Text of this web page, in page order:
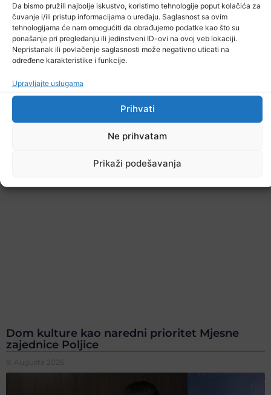
Da bismo pružili najbolje iskustvo, koristimo tehnologije poput kolačića za
čuvanje i/ili pristup informacijama o uređaju. Saglasnost sa ovim
tehnologijama će nam omogućiti da obrađujemo podatke kao što su
ponašanje pri pregledanju ili jedinstveni ID-ovi na ovoj veb lokaciji.
Nepristanak ili povlačenje saglasnosti može negativno uticati na
određene karakteristike i funkcije.
Upravljajte uslugama
Prihvati
Ne prihvatam
Prikaži podešavanja
Šta jesti i piti tokom ljetnih vrućina
9. Augusta 2026.
Dom kulture kao naredni prioritet Mjesne
zajednice Poljice
9. Augusta 2026.